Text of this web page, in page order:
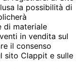
la possibilità di
di materiale
in vendita sul
il consenso
sito Clappit e sulle